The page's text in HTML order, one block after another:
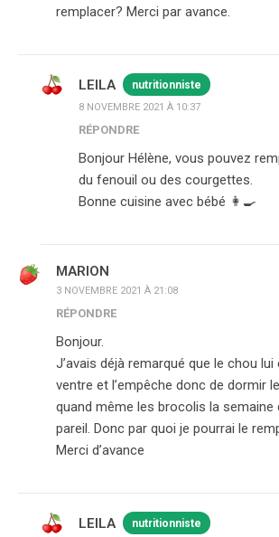
remplacer? Merci par avance.
LEILA nutritionniste
8 NOVEMBRE 2021 À 10:37
RÉPONDRE
Bonjour Hélène, vous pouvez
du fenouil ou des courgettes.
Bonne cuisine avec bébé 👩‍🍳
MARION
3 NOVEMBRE 2021 À 21:08
RÉPONDRE
Bonjour.
J’avais déjà remarqué que le chou
ventre et l’empêche donc de dormir
quand même les brocolis la semaine
pareil. Donc par quoi je pourrai le
Merci d’avance
LEILA nutritionniste